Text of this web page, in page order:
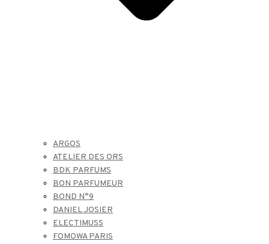
ARGOS
ATELIER DES ORS
BDK PARFUMS
BON PARFUMEUR
BOND N°9
DANIEL JOSIER
ELECTIMUSS
FOMOWA PARIS